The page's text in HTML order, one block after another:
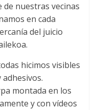
nuestras vecinas
en cada
del juicio
hicimos visibles
adhesivos.
montada en los
y con vídeos